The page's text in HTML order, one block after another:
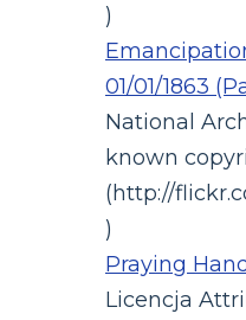
)
01/01/1863
National
known
(http://
)
Praying
Licencja